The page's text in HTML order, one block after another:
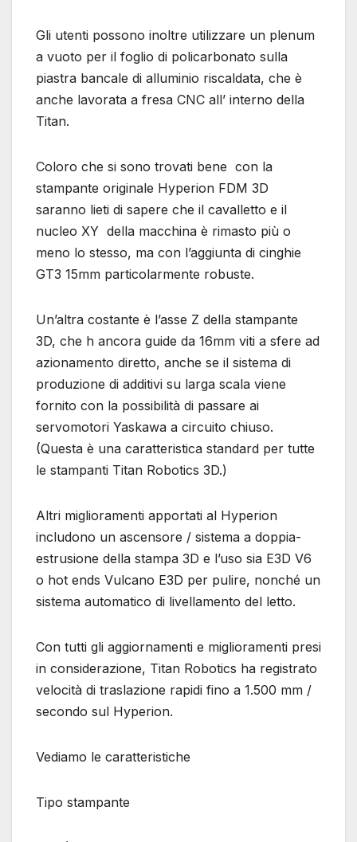
Gli utenti possono inoltre utilizzare un plenum
a vuoto per il foglio di policarbonato sulla
piastra bancale di alluminio riscaldata, che è
anche lavorata a fresa CNC all’ interno della
Titan.
Coloro che si sono trovati bene con la
stampante originale Hyperion FDM 3D
saranno lieti di sapere che il cavalletto e il
nucleo XY della macchina è rimasto più o
meno lo stesso, ma con l’aggiunta di cinghie
GT3 15mm particolarmente robuste.
Un’altra costante è l’asse Z della stampante
3D, che h ancora guide da 16mm viti a sfere ad
azionamento diretto, anche se il sistema di
produzione di additivi su larga scala viene
fornito con la possibilità di passare ai
servomotori Yaskawa a circuito chiuso.
(Questa è una caratteristica standard per tutte
le stampanti Titan Robotics 3D.)
Altri miglioramenti apportati al Hyperion
includono un ascensore / sistema a doppia-
estrusione della stampa 3D e l’uso sia E3D V6
o hot ends Vulcano E3D per pulire, nonché un
sistema automatico di livellamento del letto.
Con tutti gli aggiornamenti e miglioramenti presi
in considerazione, Titan Robotics ha registrato
velocità di traslazione rapidi fino a 1.500 mm /
secondo sul Hyperion.
Vediamo le caratteristiche
Tipo stampante